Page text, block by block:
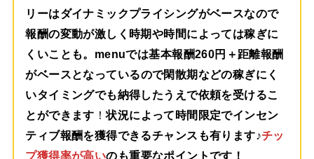
リーはダイナミックプライシングがベースなので
報酬の変動が激しく時期や時間によっては稼ぎに
くいことも。menuでは基本報酬260円＋距離報酬
がベースとなっているので閑散期などの稼ぎにく
いタイミングでも納得したうえで依頼を受けるこ
とができます ！状況によって時間限定でインセン
ティブ報酬を獲得できるチャンスも有ります♪チッ
プ獲得率が高いのも重要なポイントです！